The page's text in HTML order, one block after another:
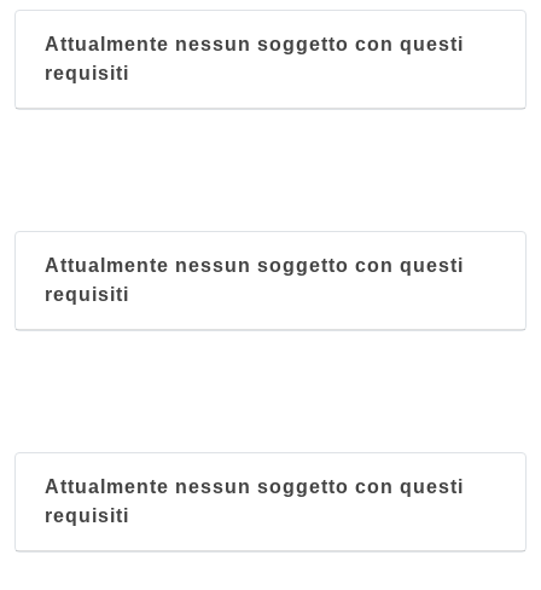
Attualmente nessun soggetto con questi
requisiti
Attualmente nessun soggetto con questi
requisiti
Attualmente nessun soggetto con questi
requisiti